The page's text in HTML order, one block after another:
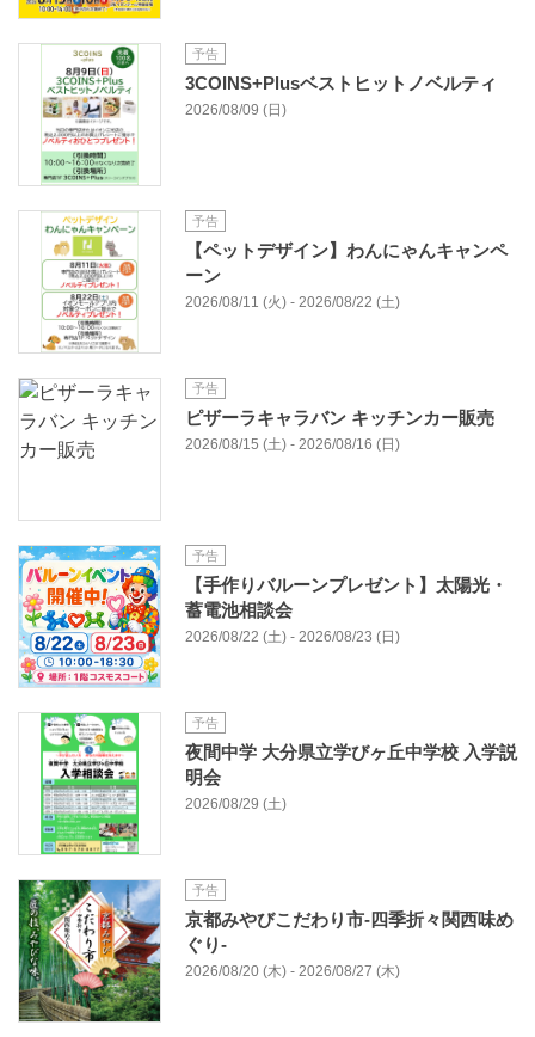
予告
3COINS+Plusベストヒットノベルティ
2026/08/09 (日)
予告
【ペットデザイン】わんにゃんキャンペ
ーン
2026/08/11 (火) - 2026/08/22 (土)
予告
ピザーラキャラバン キッチンカー販売
2026/08/15 (土) - 2026/08/16 (日)
予告
【手作りバルーンプレゼント】太陽光・
蓄電池相談会
2026/08/22 (土) - 2026/08/23 (日)
予告
夜間中学 大分県立学びヶ丘中学校 入学説
明会
2026/08/29 (土)
予告
京都みやびこだわり市-四季折々関西味め
ぐり-
2026/08/20 (木) - 2026/08/27 (木)